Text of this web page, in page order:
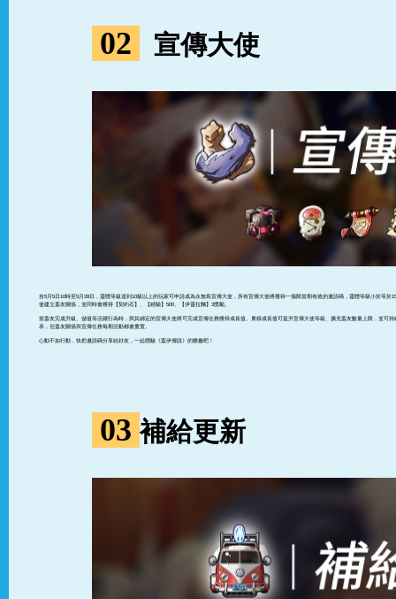
02 宣傳大使
自5月5日10時至5月28日，靈體等級達到10級以上的玩家可申請成為永無島宣傳大使，所有宣傳大使將獲得一個限當期有效的邀請碼，靈體等級小於等
使建立蓋友關係，並同時會獲得【契約石】、【經驗】500、【伊靈拉麵】3獎勵。
當蓋友完成升級、儲值等活躍行為時，與其綁定的宣傳大使將可完成宣傳任務獲得成長值。累積成長值可提升宣傳大使等級、擴充蓋友數量上限，並可
承，但蓋友關係與宣傳任務每期活動都會重置。
心動不如行動，快把邀請碼分享給好友，一起體驗《蓋伊傳說》的樂趣吧！
03補給更新